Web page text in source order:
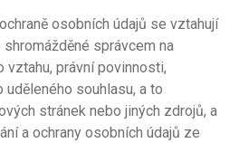
osobních údajů se vztahují
správcem na
vztahu, právní povinnosti,
uděleného souhlasu, a to
stránek nebo jiných zdrojů, a
a ochrany osobních údajů ze